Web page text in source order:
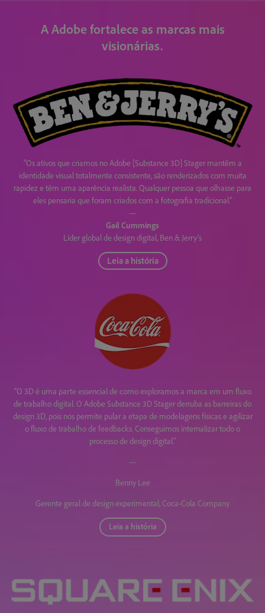
A Adobe fortalece as marcas mais
visionárias.
“Os ativos que criamos no Adobe [Substance 3D] Stager mantêm a
identidade visual totalmente consistente, são renderizados com muita
rapidez e têm uma aparência realista. Qualquer pessoa que olhasse para
eles pensaria que foram criados com a fotografia tradicional.”
—
Gail Cummings
Líder global de design digital, Ben & Jerry’s
Leia a história
“O 3D é uma parte essencial de como exploramos a marca em um fluxo
de trabalho digital. O Adobe Substance 3D Stager derruba as barreiras do
design 3D, pois nos permite pular a etapa de modelagens físicas e agilizar
o fluxo de trabalho de feedbacks. Conseguimos internalizar todo o
processo de design digital.”
---
Benny Lee
Gerente geral de design experimental, Coca-Cola Company
Leia a história